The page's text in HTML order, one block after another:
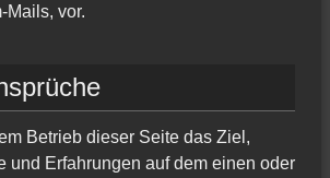
Mails, vor.
Betrieb dieser Seite das Ziel,
und Erfahrungen auf dem einen oder